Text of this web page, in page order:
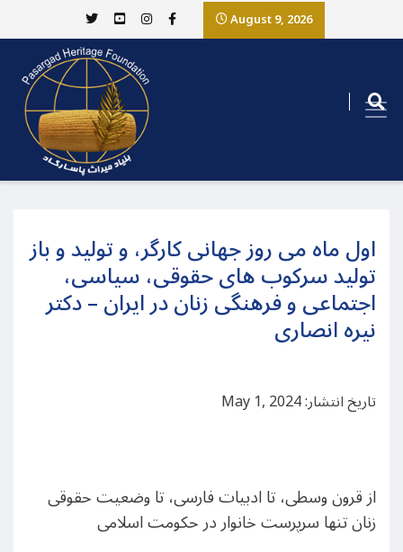
August 9, 2026
اول ماه می روز جهانی کارگر، و تولید و باز
تولید سرکوب های حقوقی، سیاسی،
اجتماعی و فرهنگی زنان در ایران – دکتر
نیره انصاری
تاریخ انتشار: May 1, 2024
از قرون وسطی، تا ادبیات فارسی، تا وضعیت حقوقی
زنان تنها سرپرست خانوار در حکومت اسلامی